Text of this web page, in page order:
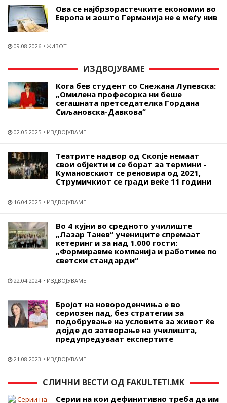
Ова се најбрзорастечките економии во
Европа и зошто Германија не е меѓу нив
09.08.2026 ЖИВОТ
ИЗДВОЈУВАМЕ
Кога бев студент со Снежана Лупевска:
„Омилена професорка ни беше
сегашната претседателка Гордана
Сиљановска-Давкова“
02.05.2025 ИЗДВОЈУВАМЕ
Театрите надвор од Скопје немаат
свои објекти и се борат за термини -
Кумановскиот се реновира од 2021,
Струмичкиот се гради веќе 11 години
16.04.2025 ИЗДВОЈУВАМЕ
Во 4 кујни во средното училиште
„Лазар Танев“ учениците спремаат
кетеринг и за над 1.000 гости:
„Формиравме компанија и работиме по
светски стандарди“
22.04.2024 ИЗДВОЈУВАМЕ
Бројот на новороденчиња е во
сериозен пад, без стратегии за
подобрување на условите за живот ќе
дојде до затворање на училишта,
предупредуваат експертите
21.08.2023 ИЗДВОЈУВАМЕ
СЛИЧНИ ВЕСТИ ОД FAKULTETI.MK
Серии на кои дефинитивно треба да им